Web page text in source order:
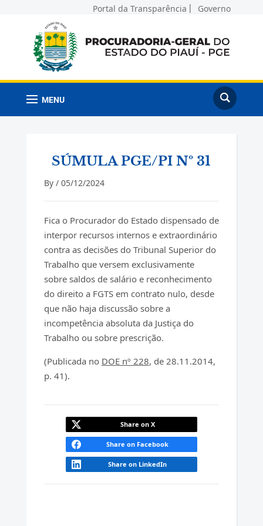
Portal da Transparência Governo
MENU
SÚMULA PGE/PI Nº 31
By / 05/12/2024
Fica o Procurador do Estado dispensado de
interpor recursos internos e extraordinário
contra as decisões do Tribunal Superior do
Trabalho que versem exclusivamente
sobre saldos de salário e reconhecimento
do direito a FGTS em contrato nulo, desde
que não haja discussão sobre a
incompetência absoluta da Justiça do
Trabalho ou sobre prescrição.
(Publicada no DOE nº 228, de 28.11.2014,
p. 41).
Share on X
Share on Facebook
Share on LinkedIn